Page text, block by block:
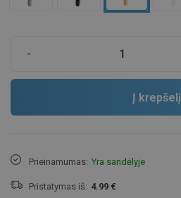
-
Į krepšelį
Prieinamumas: Yra sandėlyje
Pristatymas iš: 4.99 €